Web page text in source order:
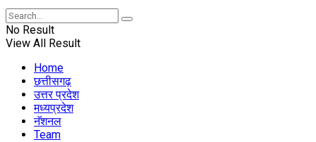
No Result
View All Result
Home
छत्तीसगढ़
उत्तर प्रदेश
मध्यप्रदेश
नॅशनल
Team